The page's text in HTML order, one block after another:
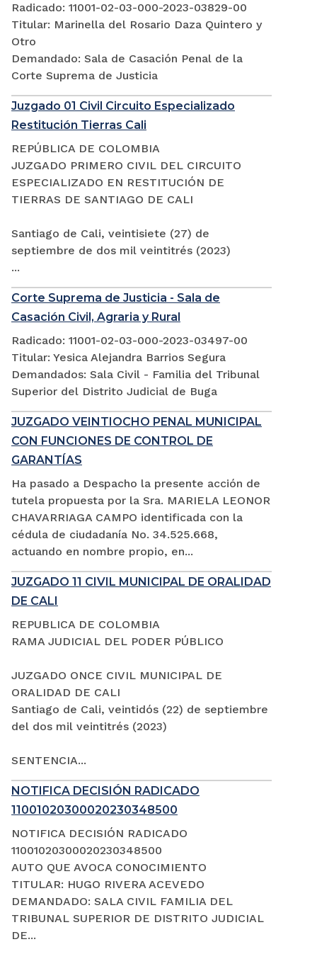
Radicado: 11001-02-03-000-2023-03829-00
Titular: Marinella del Rosario Daza Quintero y
Otro
Demandado: Sala de Casación Penal de la
Corte Suprema de Justicia
Juzgado 01 Civil Circuito Especializado
Restitución Tierras Cali
REPÚBLICA DE COLOMBIA
JUZGADO PRIMERO CIVIL DEL CIRCUITO
ESPECIALIZADO EN RESTITUCIÓN DE
TIERRAS DE SANTIAGO DE CALI
Santiago de Cali, veintisiete (27) de
septiembre de dos mil veintitrés (2023)
...
Corte Suprema de Justicia - Sala de
Casación Civil, Agraria y Rural
Radicado: 11001-02-03-000-2023-03497-00
Titular: Yesica Alejandra Barrios Segura
Demandados: Sala Civil - Familia del Tribunal
Superior del Distrito Judicial de Buga
JUZGADO VEINTIOCHO PENAL MUNICIPAL
CON FUNCIONES DE CONTROL DE
GARANTÍAS
Ha pasado a Despacho la presente acción de
tutela propuesta por la Sra. MARIELA LEONOR
CHAVARRIAGA CAMPO identificada con la
cédula de ciudadanía No. 34.525.668,
actuando en nombre propio, en...
JUZGADO 11 CIVIL MUNICIPAL DE ORALIDAD
DE CALI
REPUBLICA DE COLOMBIA
RAMA JUDICIAL DEL PODER PÚBLICO
JUZGADO ONCE CIVIL MUNICIPAL DE
ORALIDAD DE CALI
Santiago de Cali, veintidós (22) de septiembre
del dos mil veintitrés (2023)
SENTENCIA...
NOTIFICA DECISIÓN RADICADO
11001020300020230348500
NOTIFICA DECISIÓN RADICADO
11001020300020230348500
AUTO QUE AVOCA CONOCIMIENTO
TITULAR: HUGO RIVERA ACEVEDO
DEMANDADO: SALA CIVIL FAMILIA DEL
TRIBUNAL SUPERIOR DE DISTRITO JUDICIAL
DE...